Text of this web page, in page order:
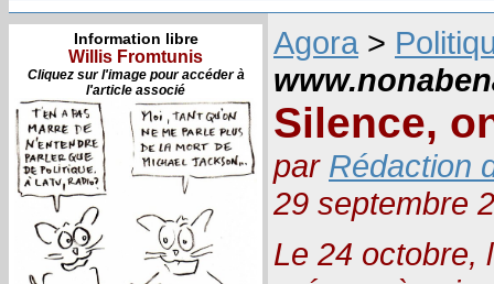
Information libre
Willis Fromtunis
Cliquez sur l'image pour accéder à
l'article associé
Agora >
Silence,
par Rédaction
29 septembre
Le 24 octobre,